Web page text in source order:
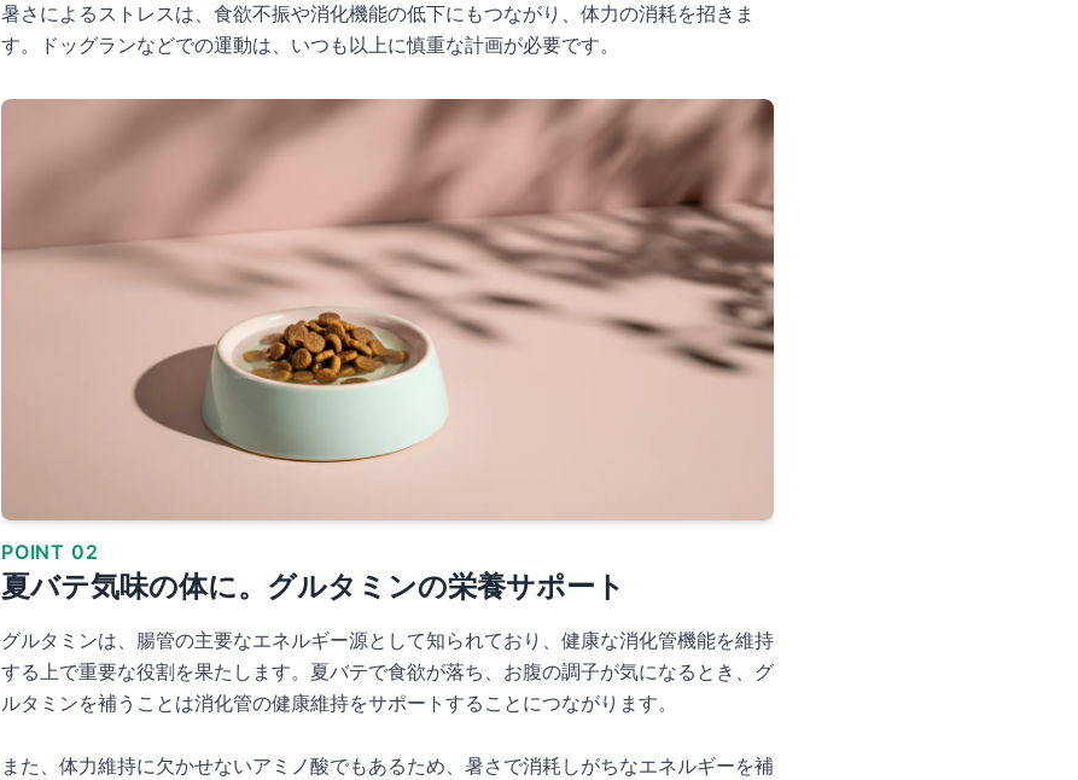
暑さによるストレスは、食欲不振や消化機能の低下にもつながり、体力の消耗を招きま
す。ドッグランなどでの運動は、いつも以上に慎重な計画が必要です。
POINT 02
夏バテ気味の体に。グルタミンの栄養サポート
グルタミンは、腸管の主要なエネルギー源として知られており、健康な消化管機能を維持
する上で重要な役割を果たします。夏バテで食欲が落ち、お腹の調子が気になるとき、グ
ルタミンを補うことは消化管の健康維持をサポートすることにつながります。
また、体力維持に欠かせないアミノ酸でもあるため、暑さで消耗しがちなエネルギーを補